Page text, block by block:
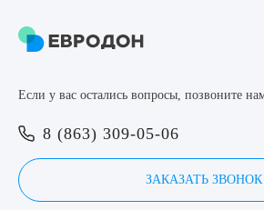
Если у вас остались вопросы, позвоните
8 (863) 309-05-06
ЗАКАЗАТЬ ЗВОНОК